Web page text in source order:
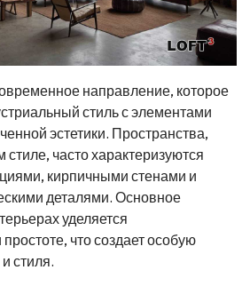
направление, которое
стиль с элементами
эстетики. Пространства,
часто характеризуются
кирпичными стенами и
деталями. Основное
уделяется
что создает особую
стиля.